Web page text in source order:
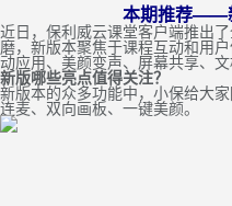
本期推荐——
近日，保利威云课堂客户端推出
磨，新版本聚焦于课程互动和用
动应用、美颜变声、屏幕共享、
新版哪些亮点值得关注？
新版本的众多功能中，小保给大
连麦、双向画板、一键美颜。